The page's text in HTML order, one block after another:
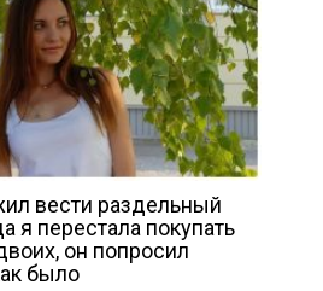
вести раздельный
я перестала покупать
он попросил
было